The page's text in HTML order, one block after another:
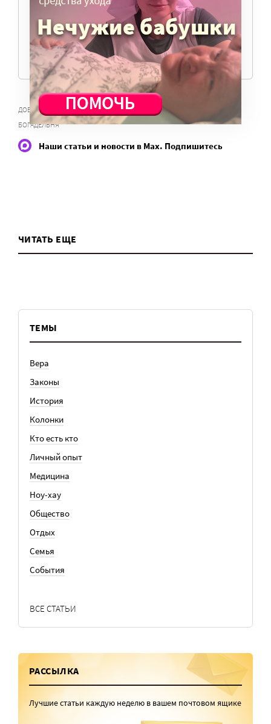
ПОМОЧЬ ПОРТАЛУ
ДОБРОВОЛЬЦЫ СЛУЖБЫ МИЛОСЕРДИЕ
СВЯТО-СПИРИДОНЬЕВСКАЯ
БОГАДЕЛЬНЯ
Наши статьи и новости в Max. Подпишитесь
ЧИТАТЬ ЕЩЕ
ТЕМЫ
Вера
Законы
История
Колонки
Кто есть кто
Личный опыт
Медицина
Ноу-хау
Общество
Отдых
Семья
События
ВСЕ СТАТЬИ
РАССЫЛКА
Лучшие статьи каждую неделю в вашем почтовом ящике